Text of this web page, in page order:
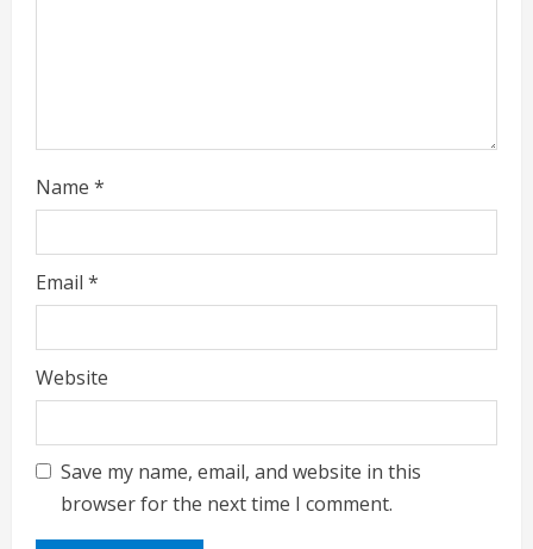
g
Name *
Email *
Website
Save my name, email, and website in this
browser for the next time I comment.